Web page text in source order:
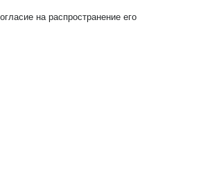
на распространение его